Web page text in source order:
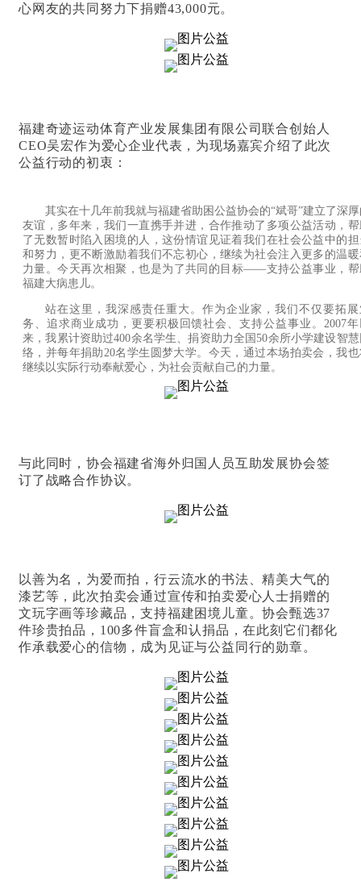
心网友的共同努力下捐赠43,000元。
福建奇迹运动体育产业发展集团有限公司联合创始人
CEO吴宏作为爱心企业代表，为现场嘉宾介绍了此次
公益行动的初衷：
其实在十几年前我就与福建省助困公益协会的“斌哥”建立了深
友谊，多年来，我们一直携手并进，合作推动了多项公益活动，帮
了无数暂时陷入困境的人，这份情谊见证着我们在社会公益中的担
和努力，更不断激励着我们不忘初心，继续为社会注入更多的温暖
力量。今天再次相聚，也是为了共同的目标——支持公益事业，帮
福建大病患儿。
站在这里，我深感责任重大。作为企业家，我们不仅要拓展
务、追求商业成功，更要积极回馈社会、支持公益事业。2007年
来，我累计资助过400余名学生、捐资助力全国50余所小学建设智
络，并每年捐助20名学生圆梦大学。今天，通过本场拍卖会，我
继续以实际行动奉献爱心，为社会贡献自己的力量。
与此同时，协会福建省海外归国人员互助发展协会签
订了战略合作协议。
以善为名，为爱而拍，行云流水的书法、精美大气的
漆艺等，此次拍卖会通过宣传和拍卖爱心人士捐赠的
文玩字画等珍藏品，支持福建困境儿童。协会甄选37
件珍贵拍品，100多件盲盒和认捐品，在此刻它们都化
作承载爱心的信物，成为见证与公益同行的勋章。